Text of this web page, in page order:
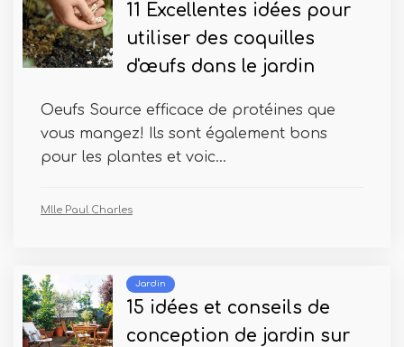
11 Excellentes idées pour
utiliser des coquilles
d'œufs dans le jardin
Oeufs Source efficace de protéines que
vous mangez! Ils sont également bons
pour les plantes et voic...
Mlle Paul Charles
Jardin
15 idées et conseils de
conception de jardin sur